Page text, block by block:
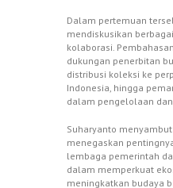
Dalam pertemuan
mendiskusikan
kolaborasi.
dukungan penerbitan
distribusi koleksi ke
Indonesia, hingga
dalam pengelolaan
Suharyanto
menegaskan
lembaga pemerintah
dalam memperkuat
meningkatkan budaya